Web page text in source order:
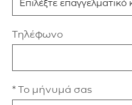
Τηλέφωνο
* Το μήνυμά σας